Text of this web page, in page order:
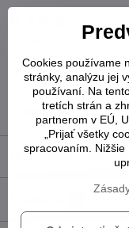
Pridať k Obľúbeným
Doručenia
Výrobca:MSI
Doplnkové
Cookies používame
stránky, analýzu jej
používaní. Na
tretích strán a
partnerom v EÚ,
„Prijať všetky
spracovaním.